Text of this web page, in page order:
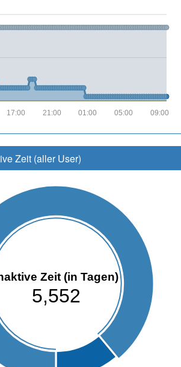
09:00
05:00
01:00
21:00
17:00
Zeit (aller User)
Zeit (in Tagen)
5,552